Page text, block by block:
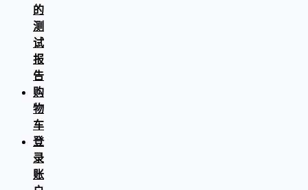
的
测
试
报
告
购
物
车
登
录
账